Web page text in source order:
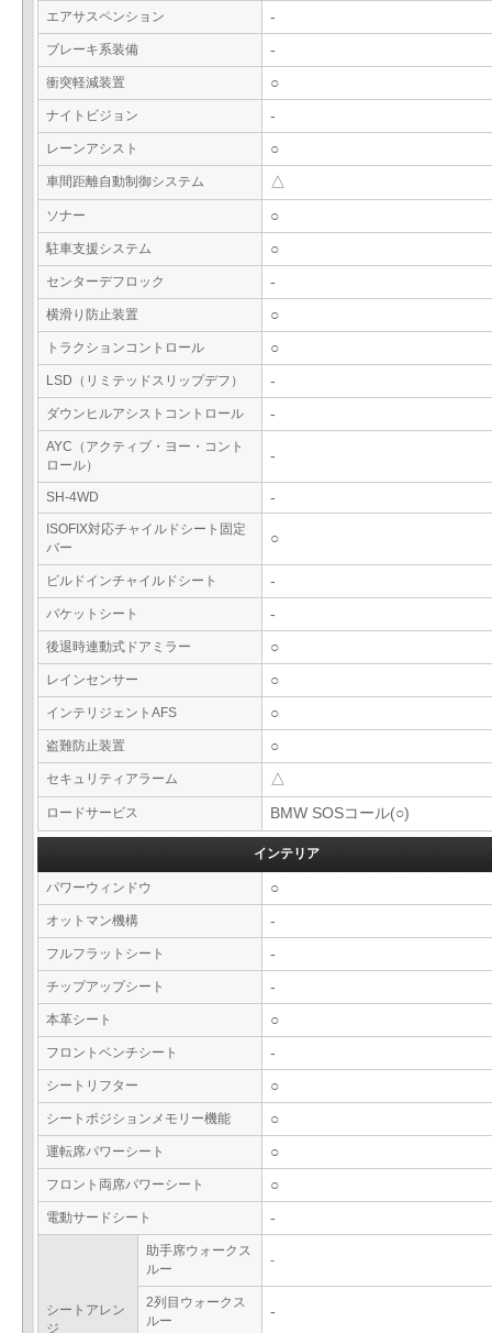
エアサスペンション -
ブレーキ系装備 -
衝突軽減装置 ○
ナイトビジョン -
レーンアシスト ○
車間距離自動制御システム △
ソナー ○
駐車支援システム ○
センターデフロック -
横滑り防止装置 ○
トラクションコントロール ○
LSD（リミテッドスリップデフ） -
ダウンヒルアシストコントロール -
AYC（アクティブ・ヨー・コント
ロール）
-
SH-4WD -
ISOFIX対応チャイルドシート固定
バー
○
ビルドインチャイルドシート -
バケットシート -
後退時連動式ドアミラー ○
レインセンサー ○
インテリジェントAFS ○
盗難防止装置 ○
セキュリティアラーム △
ロードサービス BMW SOSコール(○)
インテリア
パワーウィンドウ ○
オットマン機構 -
フルフラットシート -
チップアップシート -
本革シート ○
フロントベンチシート -
シートリフター ○
シートポジションメモリー機能 ○
運転席パワーシート ○
フロント両席パワーシート ○
電動サードシート -
シートアレン
ジ
助手席ウォークス
ルー
-
2列目ウォークス
ルー
-